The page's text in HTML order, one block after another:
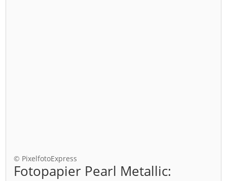
© PixelfotoExpress
Fotopapier Pearl Metallic: